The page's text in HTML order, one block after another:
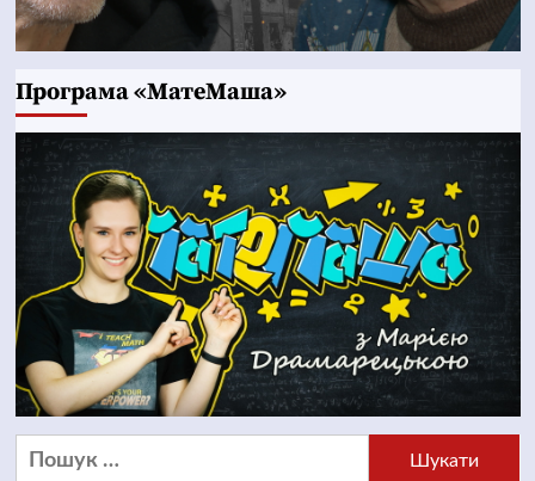
Програма «МатеМаша»
Пошук: